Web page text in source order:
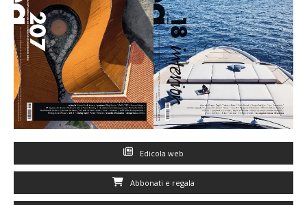
Edicola web
Abbonati e regala